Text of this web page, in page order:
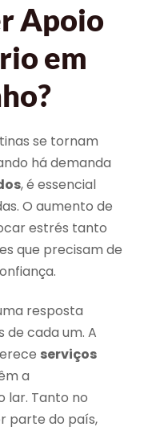
Apoio
em
se tornam
há demanda
, é essencial
O aumento de
estrés tanto
que precisam de
resposta
de cada um. A
serviços
a
lar. Tanto no
parte do país,